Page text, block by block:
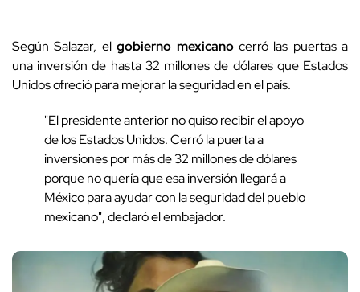
Según Salazar, elgobierno mexicano cerró las puertas a
una inversión de hasta 32 millones de dólares que Estados
Unidos ofreció para mejorar la seguridad en el país.
"El presidente anterior no quiso recibir el apoyo
de los Estados Unidos. Cerró la puerta a
inversiones por más de 32 millones de dólares
porque no quería que esa inversión llegará a
México para ayudar con la seguridad del pueblo
mexicano", declaró el embajador.